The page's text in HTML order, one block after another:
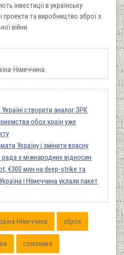
інвестиції в українську
проекти та виробництво зброї з
війни.
Німеччина.
створити аналог ЗРК
обох країн уже
Україну і змінити власну
з міжнародних відносин
€300 млн на deep-strike та
і Німеччина уклали пакет
Німеччина зброя
союзники